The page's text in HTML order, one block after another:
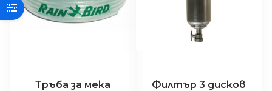
Тръба за мека
Филтър 3 дисков